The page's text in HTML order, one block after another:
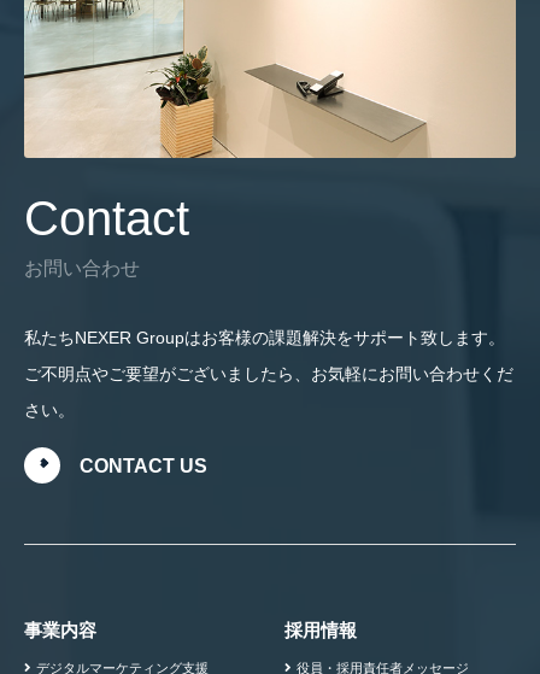
Contact
お問い合わせ
私たちNEXER Groupはお客様の課題解決をサポート致します。
ご不明点やご要望がございましたら、お気軽にお問い合わせくだ
さい。
CONTACT US
事業内容
デジタルマーケティング支援
採用情報
役員・採用責任者メッセージ